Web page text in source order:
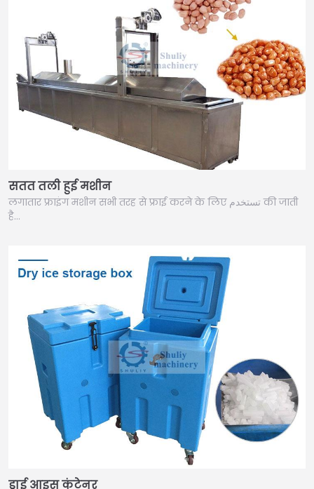
सतत तली हुई मशीन
लगातार फ्राइंग मशीन सभी तरह से फ्राई करने के लिए تستخدم की जाती
है…
ड्राई आइस कंटेनर